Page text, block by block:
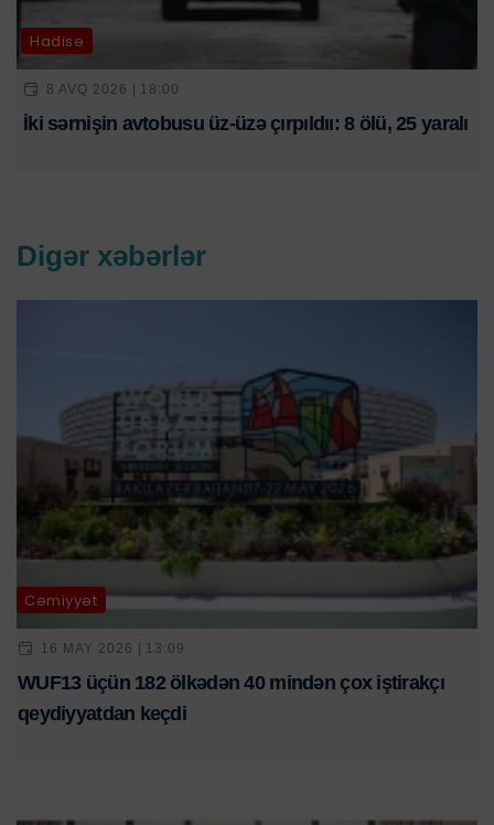
Hadisə
8 AVQ 2026 | 18:00
İki sərnişin avtobusu üz-üzə çırpıldıı: 8 ölü, 25 yaralı
Digər xəbərlər
Cəmiyyət
16 MAY 2026 | 13:09
WUF13 üçün 182 ölkədən 40 mindən çox iştirakçı
qeydiyyatdan keçdi